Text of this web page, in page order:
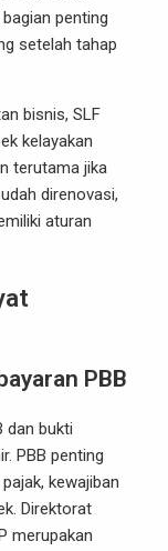
penting
setelah tahap
bisnis, SLF
kelayakan
terutama jika
direnovasi,
aturan
PBB
dan bukti
PBB penting
kewajiban
Direktorat
merupakan